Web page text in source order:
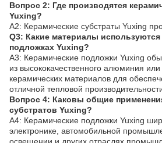
Вопрос 2: Где производятся
Yuxing?
A2: Керамические субстраты Yuxing
Q3: Какие материалы используются
подложках Yuxing?
A3: Керамические подложки Yuxing
из высококачественного алюминия
керамических материалов для
отличной тепловой
Вопрос 4: Каковы общие
субстратов Yuxing?
A4: Керамические подложки Yuxing
электронике, автомобильной